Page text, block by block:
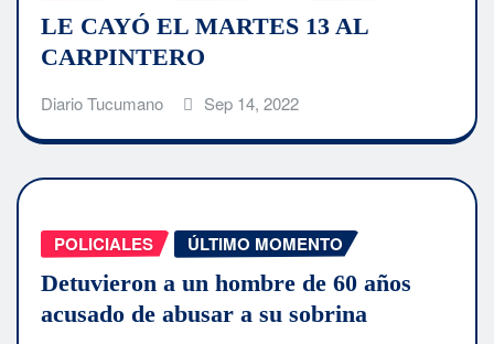
LE CAYÓ EL MARTES 13 AL
CARPINTERO
Diario Tucumano Sep 14, 2022
POLICIALES ÚLTIMO MOMENTO
Detuvieron a un hombre de 60 años
acusado de abusar a su sobrina